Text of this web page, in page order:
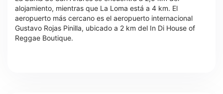
alojamiento, mientras que La Loma está a 4 km. El
aeropuerto más cercano es el aeropuerto internacional
Gustavo Rojas Pinilla, ubicado a 2 km del In Di House of
Reggae Boutique.